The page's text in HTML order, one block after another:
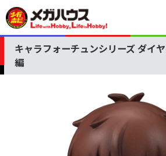
キャラフォーチュンシリーズ ダイ
編